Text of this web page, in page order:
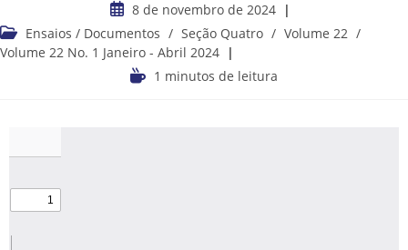
8 de novembro de 2024
Ensaios / Documentos / Seção Quatro / Volume 22 /
Volume 22 No. 1 Janeiro - Abril 2024
1 minutos de leitura